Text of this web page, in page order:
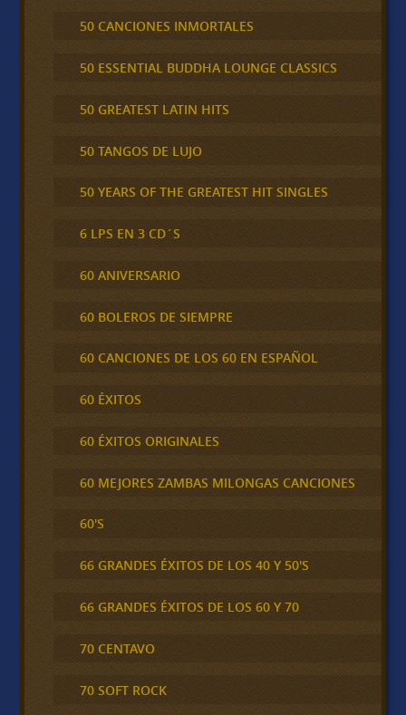
50 CANCIONES INMORTALES
50 ESSENTIAL BUDDHA LOUNGE CLASSICS
50 GREATEST LATIN HITS
50 TANGOS DE LUJO
50 YEARS OF THE GREATEST HIT SINGLES
6 LPS EN 3 CD´S
60 ANIVERSARIO
60 BOLEROS DE SIEMPRE
60 CANCIONES DE LOS 60 EN ESPAÑOL
60 ÉXITOS
60 ÉXITOS ORIGINALES
60 MEJORES ZAMBAS MILONGAS CANCIONES
60'S
66 GRANDES ÉXITOS DE LOS 40 Y 50'S
66 GRANDES ÉXITOS DE LOS 60 Y 70
70 CENTAVO
70 SOFT ROCK